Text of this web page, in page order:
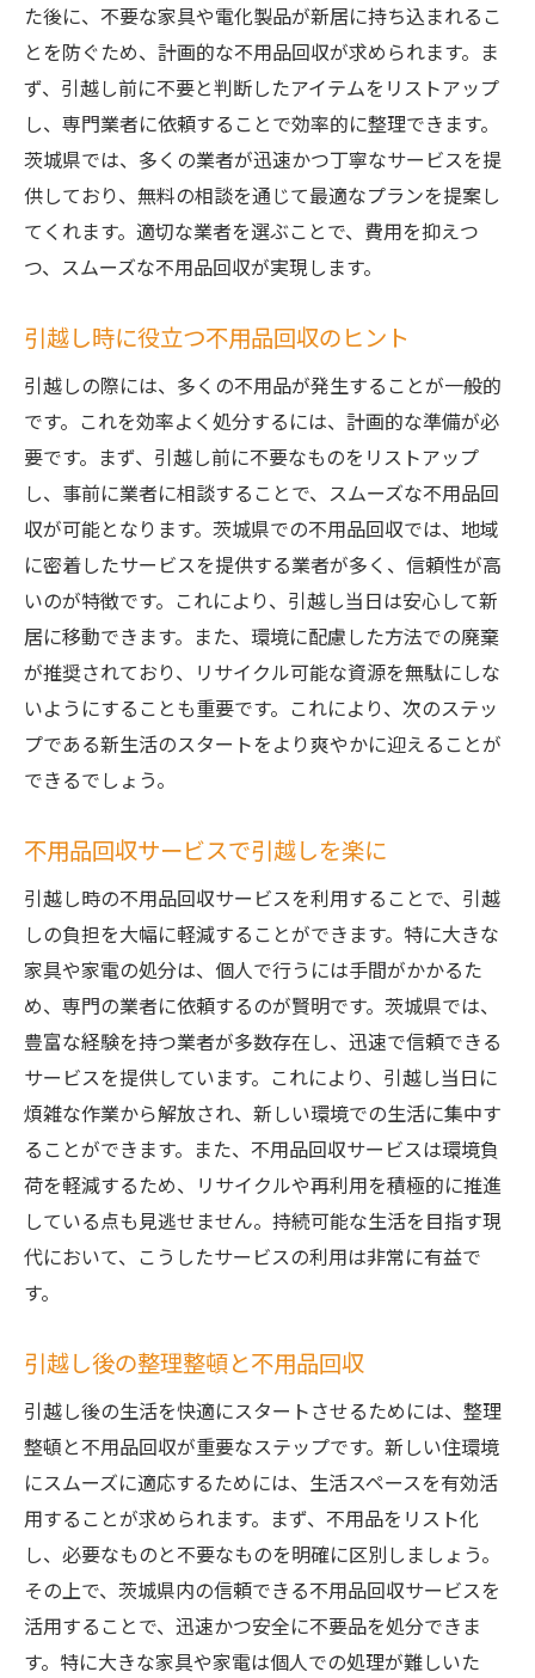
た後に、不要な家具や電化製品が新居に持ち込まれるこ
とを防ぐため、計画的な不用品回収が求められます。ま
ず、引越し前に不要と判断したアイテムをリストアップ
し、専門業者に依頼することで効率的に整理できます。
茨城県では、多くの業者が迅速かつ丁寧なサービスを提
供しており、無料の相談を通じて最適なプランを提案し
てくれます。適切な業者を選ぶことで、費用を抑えつ
つ、スムーズな不用品回収が実現します。
引越し時に役立つ不用品回収のヒント
引越しの際には、多くの不用品が発生することが一般的
です。これを効率よく処分するには、計画的な準備が必
要です。まず、引越し前に不要なものをリストアップ
し、事前に業者に相談することで、スムーズな不用品回
収が可能となります。茨城県での不用品回収では、地域
に密着したサービスを提供する業者が多く、信頼性が高
いのが特徴です。これにより、引越し当日は安心して新
居に移動できます。また、環境に配慮した方法での廃棄
が推奨されており、リサイクル可能な資源を無駄にしな
いようにすることも重要です。これにより、次のステッ
プである新生活のスタートをより爽やかに迎えることが
できるでしょう。
不用品回収サービスで引越しを楽に
引越し時の不用品回収サービスを利用することで、引越
しの負担を大幅に軽減することができます。特に大きな
家具や家電の処分は、個人で行うには手間がかかるた
め、専門の業者に依頼するのが賢明です。茨城県では、
豊富な経験を持つ業者が多数存在し、迅速で信頼できる
サービスを提供しています。これにより、引越し当日に
煩雑な作業から解放され、新しい環境での生活に集中す
ることができます。また、不用品回収サービスは環境負
荷を軽減するため、リサイクルや再利用を積極的に推進
している点も見逃せません。持続可能な生活を目指す現
代において、こうしたサービスの利用は非常に有益で
す。
引越し後の整理整頓と不用品回収
引越し後の生活を快適にスタートさせるためには、整理
整頓と不用品回収が重要なステップです。新しい住環境
にスムーズに適応するためには、生活スペースを有効活
用することが求められます。まず、不用品をリスト化
し、必要なものと不要なものを明確に区別しましょう。
その上で、茨城県内の信頼できる不用品回収サービスを
活用することで、迅速かつ安全に不要品を処分できま
す。特に大きな家具や家電は個人での処理が難しいた